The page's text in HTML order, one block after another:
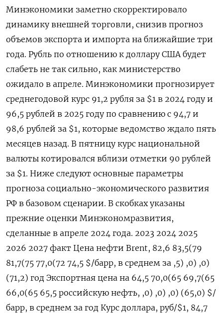
Минэкономики заметно скорректировало
динамику внешней торговли, снизив прогноз
объемов экспорта и импорта на ближайшие три
года. Рубль по отношению к доллару США будет
слабеть не так сильно, как министерство
ожидало в апреле. Минэкономики прогнозирует
среднегодовой курс 91,2 рубля за $1 в 2024 году и
96,5 рублей в 2025 году по сравнению с 94,7 и
98,6 рублей за $1, которые ведомство ждало пять
месяцев назад. В пятницу курс национальной
валюты котировался вблизи отметки 90 рублей
за $1. Ниже следуют основные параметры
прогноза социально-экономического развития
РФ в базовом сценарии. В скобках указаны
прежние оценки Минэкономразвития,
сделанные в апреле 2024 года. 2023 2024 2025
2026 2027 факт Цена нефти Brent, 82,6 83,5(79
81,7(75 77,0(72 74,5 $/барр, в среднем за ,5) ,0) ,0)
(71,2) год Экспортная цена на 64,5 70,0(65 69,7(65
66,0(65 65,5 российскую нефть, ,0) ,0) ,0) (65,0) $/
барр, в среднем за год Курс доллара, руб/$1, 84,7